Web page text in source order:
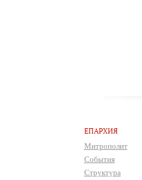
ЕПАРХИЯ
Митрополит
События
Структура